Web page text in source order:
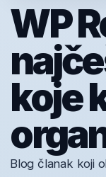
WP
koje
Blog članak koji